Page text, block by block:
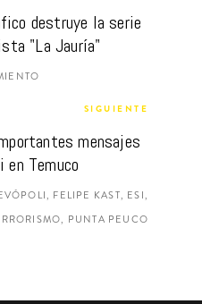
destruye la serie
"La Jauría"
SIGUIENTE
mensajes
en Temuco
FELIPE KAST, ESI,
PUNTA PEUCO